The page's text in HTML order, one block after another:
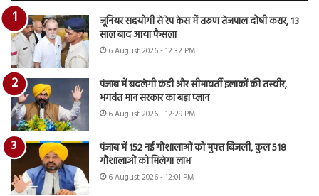
जूनियर सहयोगी से रेप केस में तरुण तेजपाल दोषी करार, 13
साल बाद आया फैसला
6 August 2026 - 12:32 PM
पंजाब में बदलेगी कंडी और सीमावर्ती इलाकों की तस्वीर,
भगवंत मान सरकार का बड़ा प्लान
6 August 2026 - 12:29 PM
पंजाब में 152 नई गौशालाओं को मुफ्त बिजली, कुल 518
गौशालाओं को मिलेगा लाभ
6 August 2026 - 12:01 PM